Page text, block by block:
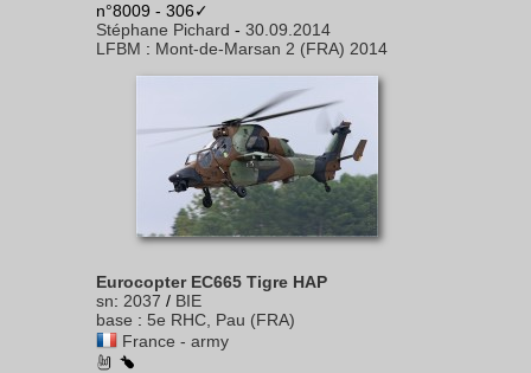
n°8009 - 306✓
Stéphane Pichard - 30.09.2014
LFBM : Mont-de-Marsan 2 (FRA) 2014
Eurocopter EC665 Tigre HAP
sn: 2037 / BIE
base : 5e RHC, Pau (FRA)
France - army